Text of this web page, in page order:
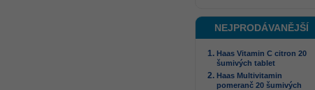
NEJPRODÁVANĚJŠÍ
Haas Vitamin C citron 20
šumivých tablet
Haas Multivitamin
pomeranč 20 šumivých